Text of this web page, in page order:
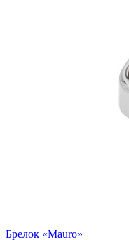
Брелок «Mauro»